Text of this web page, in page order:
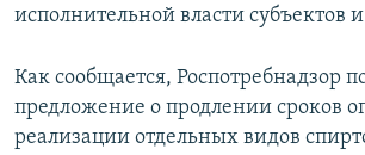
исполнительной власти субъектов
Как сообщается, Роспотребнадзор
предложение о продлении сроков
реализации отдельных видов